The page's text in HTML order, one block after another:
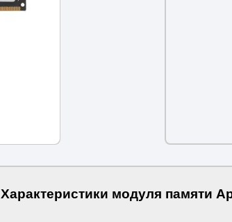
Характеристики модуля памяти